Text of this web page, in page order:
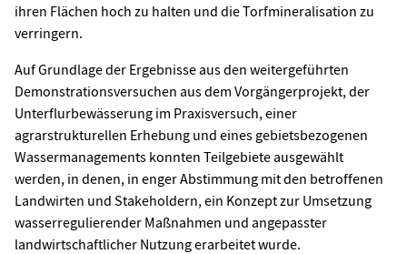
ihren Flächen hoch zu halten und die Torfmineralisation zu
verringern.
Auf Grundlage der Ergebnisse aus den weitergeführten
Demonstrationsversuchen aus dem Vorgängerprojekt, der
Unterflurbewässerung im Praxisversuch, einer
agrarstrukturellen Erhebung und eines gebietsbezogenen
Wassermanagements konnten Teilgebiete ausgewählt
werden, in denen, in enger Abstimmung mit den betroffenen
Landwirten und Stakeholdern, ein Konzept zur Umsetzung
wasserregulierender Maßnahmen und angepasster
landwirtschaftlicher Nutzung erarbeitet wurde.